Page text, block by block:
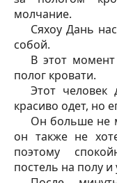
молчание.
Сяхоу Дань
собой.
В этот
полог кровати.
Этот человек
красиво одет, но
Он больше не
он также не
поэтому
постель на полу